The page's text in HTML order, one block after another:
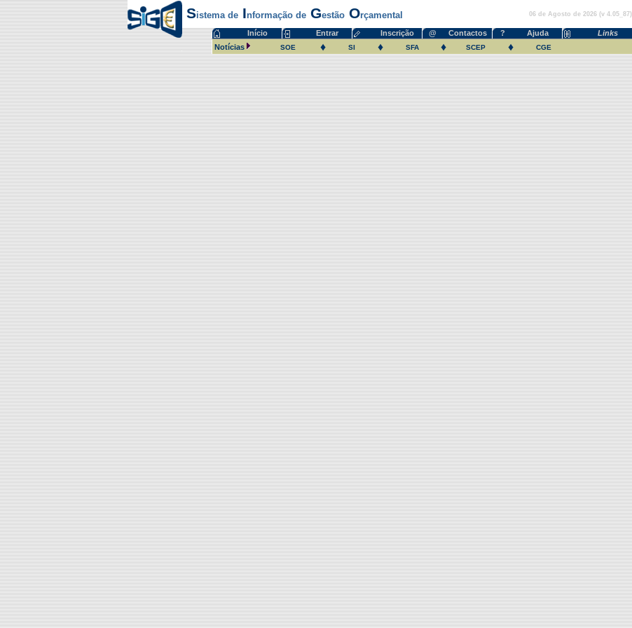
Sistema de Informação de Gestão Orçamental 06 de Agosto de 2026 (v 4.05_87)
Início Entrar Inscrição @ Contactos ? Ajuda
Links
Notícias
SOE ♦ SI ♦ SFA ♦ SCEP ♦ CGE